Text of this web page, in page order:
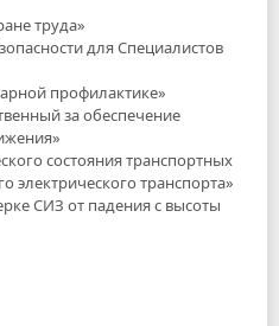
труда»
для Специалистов
профилактике»
за обеспечение
состояния транспортных
электрического транспорта»
СИЗ от падения с высоты